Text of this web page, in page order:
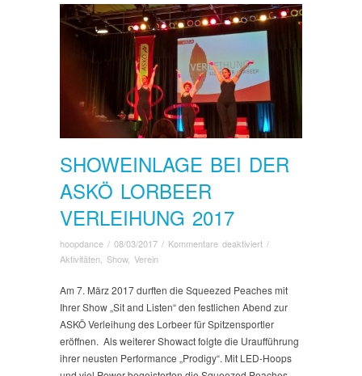
SHOWEINLAGE BEI DER
ASKÖ LORBEER
VERLEIHUNG 2017
hoopdance / 08/03/2017 / Kommentare deaktiviertfür
der
ASKÖ
Lorbeer
Verleihung
/
Aktivitäten, Show, Verein
Am 7. März 2017 durften die Squeezed Peaches mit
Ihrer Show „Sit and Listen“ den festlichen Abend zur
ASKÖ Verleihung des Lorbeer für Spitzensportler
eröffnen. Als weiterer Showact folgte die Uraufführung
ihrer neusten Performance „Prodigy“. Mit LED-Hoops